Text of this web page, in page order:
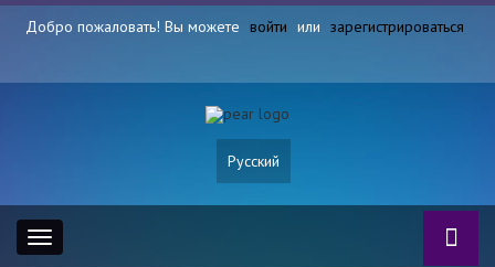
Добро пожаловать! Вы можете войти или зарегистрироваться
Русский
Toggle
navigation